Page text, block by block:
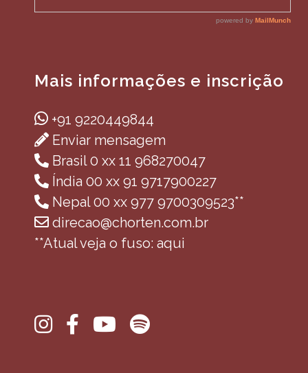
Mais informações e inscrição
+91 9220449844
Enviar mensagem
Brasil 0 xx 11 968270047
Índia 00 xx 91 9717900227
Nepal 00 xx 977 9700309523**
direcao@chorten.com.br
**Atual veja o fuso: aqui